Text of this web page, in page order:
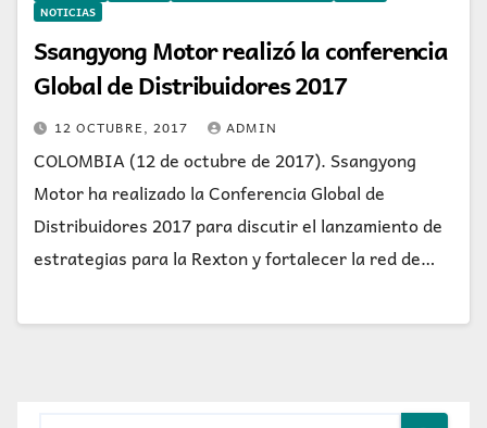
NOTICIAS
Ssangyong Motor realizó la conferencia
Global de Distribuidores 2017
12 OCTUBRE, 2017 ADMIN
COLOMBIA (12 de octubre de 2017). Ssangyong
Motor ha realizado la Conferencia Global de
Distribuidores 2017 para discutir el lanzamiento de
estrategias para la Rexton y fortalecer la red de…